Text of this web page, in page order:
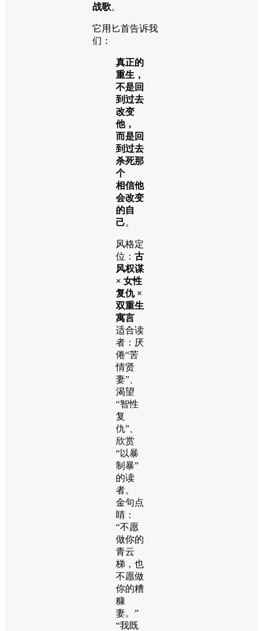
战歌。
它用匕首告诉我
们：
真正的
重生，
不是回
到过去
改变
他，
而是回
到过去
杀死那
个
相信他
会改变
的自
己。
风格定
位： 古
风权谋
× 女性
复仇 ×
双重生
寓言
适合读
者：厌
倦“苦
情贤
妻”、
渴望
“智性
复
仇”、
欣赏
“以暴
制暴”
的读
者。
金句点
睛：
“不愿
做你的
青云
梯，也
不愿做
你的糟
糠
妻。”
“我既